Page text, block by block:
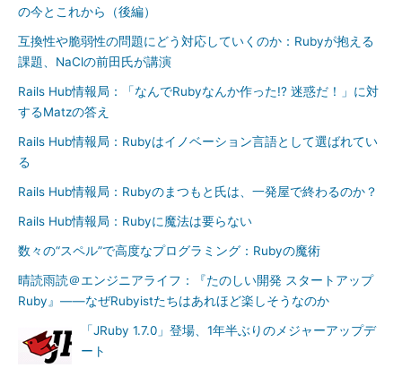
の今とこれから（後編）
互換性や脆弱性の問題にどう対応していくのか：Rubyが抱える
課題、NaClの前田氏が講演
Rails Hub情報局：「なんでRubyなんか作った!? 迷惑だ！」に対
するMatzの答え
Rails Hub情報局：Rubyはイノベーション言語として選ばれてい
る
Rails Hub情報局：Rubyのまつもと氏は、一発屋で終わるのか？
Rails Hub情報局：Rubyに魔法は要らない
数々の“スペル”で高度なプログラミング：Rubyの魔術
晴読雨読＠エンジニアライフ：『たのしい開発 スタートアップ
Ruby』――なぜRubyistたちはあれほど楽しそうなのか
「JRuby 1.7.0」登場、1年半ぶりのメジャーアップデ
ート